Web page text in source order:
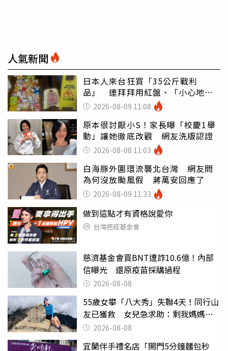
人氣新聞
日本人來台狂買「35公斤戰利
品」 連拜拜用紅盤、「小心地
滑」告示牌也帶回家
2026-08-09 11:08
原本很討厭小S！家長曝「校慶1舉
動」讓她徹底改觀 網友洗版認證
2026-08-08 11:03
白海豚外圍環流襲北台灣 網友問
為何沒放颱風假 蔣萬安回應了
2026-08-09 11:33
做到這點才有資格說愛你
台灣癌症基金會
慈濟基金會買BNT遭詐10.6億！內部
信曝光 還原疫苗採購過程
2026-08-08
55歲女攀「八大秀」失聯4天！同行山
友已獲救 女兒急求助：剩我媽媽還
沒找到
2026-08-08
宜蘭伴手禮名店「開門5分鐘麵包秒